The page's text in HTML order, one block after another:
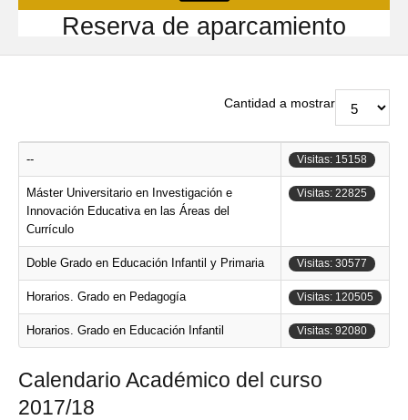
Reserva de aparcamiento
Cantidad a mostrar
-- Visitas: 15158
Máster Universitario en Investigación e
Innovación Educativa en las Áreas del
Currículo
Visitas: 22825
Doble Grado en Educación Infantil y Primaria Visitas: 30577
Horarios. Grado en Pedagogía Visitas: 120505
Horarios. Grado en Educación Infantil Visitas: 92080
Calendario Académico del curso
2017/18